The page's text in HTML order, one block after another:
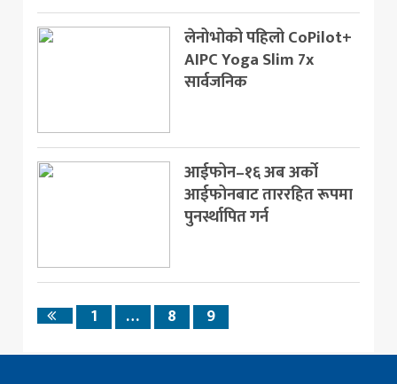
लेनोभोको पहिलो CoPilot+
AIPC Yoga Slim 7x
सार्वजनिक
आईफोन–१६ अब अर्को
आईफोनबाट ताररहित रूपमा
पुनर्स्थापित गर्न
Previous
1 … 8 9